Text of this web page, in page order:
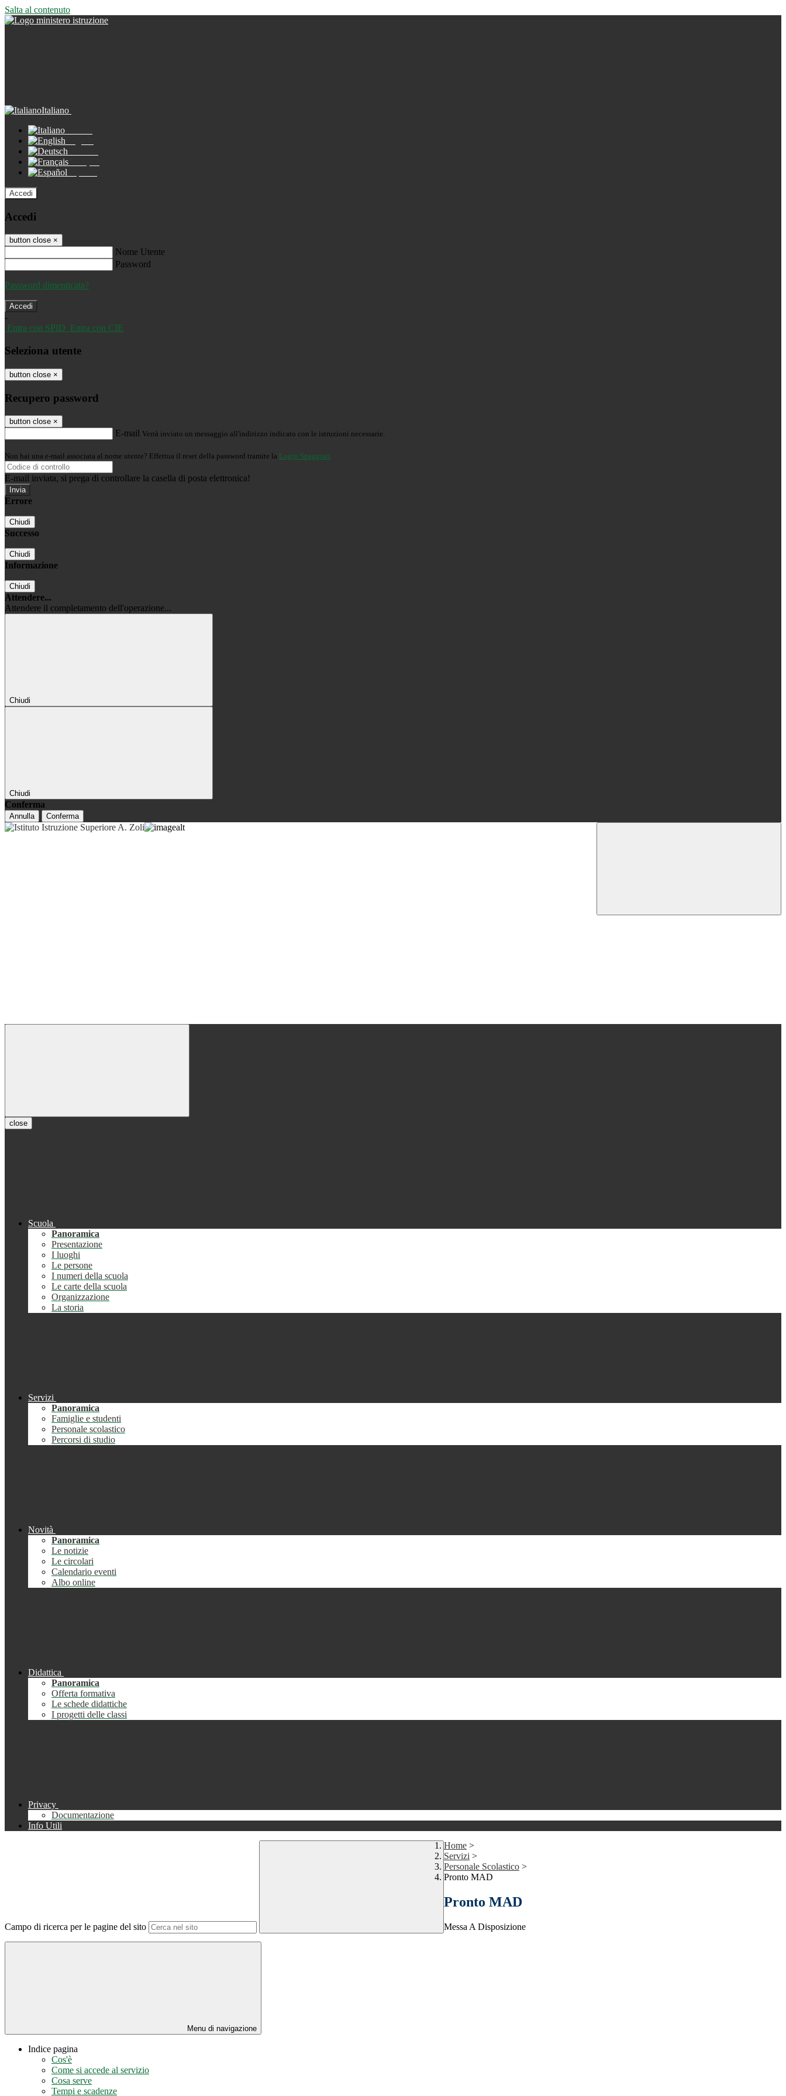
Salta al contenuto
Italiano
Accedi
Accedi
button close ×
Nome Utente
Password
Password dimenticata?
-
Entra con SPID Entra con CIE
Seleziona utente
button close ×
Recupero password
button close ×
E-mail Verrà inviato un messaggio all'indirizzo indicato con le istruzioni necessarie.
Non hai una e-mail associata al nome utente? Effettua il reset della password tramite la Login Spaggiari
E-mail inviata, si prega di controllare la casella di posta elettronica!
Errore
Chiudi
Successo
Chiudi
Informazione
Chiudi
Attendere...
Attendere il completamento dell'operazione...
Chiudi
Chiudi
Conferma
Annulla Conferma
close
Scuola
Panoramica
Presentazione
I luoghi
Le persone
I numeri della scuola
Le carte della scuola
Organizzazione
La storia
Servizi
Panoramica
Famiglie e studenti
Personale scolastico
Percorsi di studio
Novità
Panoramica
Le notizie
Le circolari
Calendario eventi
Albo online
Didattica
Panoramica
Offerta formativa
Le schede didattiche
I progetti delle classi
Privacy
Documentazione
Info Utili
Campo di ricerca per le pagine del sito
Home >
Servizi >
Personale Scolastico >
Pronto MAD
Pronto MAD
Messa A Disposizione
Menu di navigazione
Indice pagina
Cos'è
Come si accede al servizio
Cosa serve
Tempi e scadenze